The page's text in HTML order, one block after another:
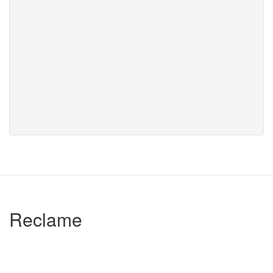
Reclame